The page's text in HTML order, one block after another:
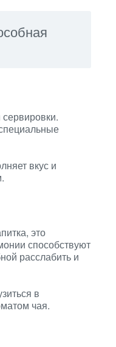
вкус и
это
способствуют
расслабить и
в
чая.